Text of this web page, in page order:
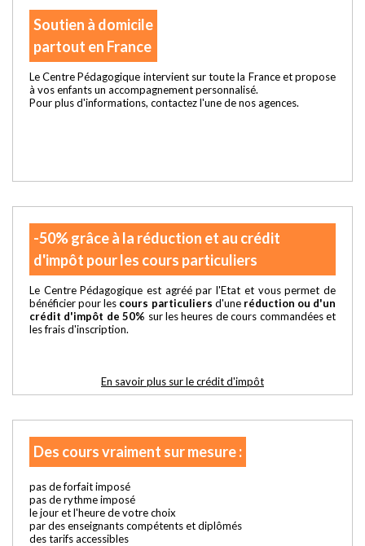
Soutien à domicile
partout en France
Le Centre Pédagogique intervient sur toute la France et propose
à vos enfants un accompagnement personnalisé.
Pour plus d'informations, contactez l'une de nos agences.
-50% grâce à la réduction et au crédit
d'impôt pour les cours particuliers
Le Centre Pédagogique est agréé par l'Etat et vous permet de
bénéficier pour les cours particuliers d'une réduction ou d'un
crédit d'impôt de 50% sur les heures de cours commandées et
les frais d'inscription.
En savoir plus sur le crédit d'impôt
Des cours vraiment sur mesure :
pas de forfait imposé
pas de rythme imposé
le jour et l'heure de votre choix
par des enseignants compétents et diplômés
des tarifs accessibles